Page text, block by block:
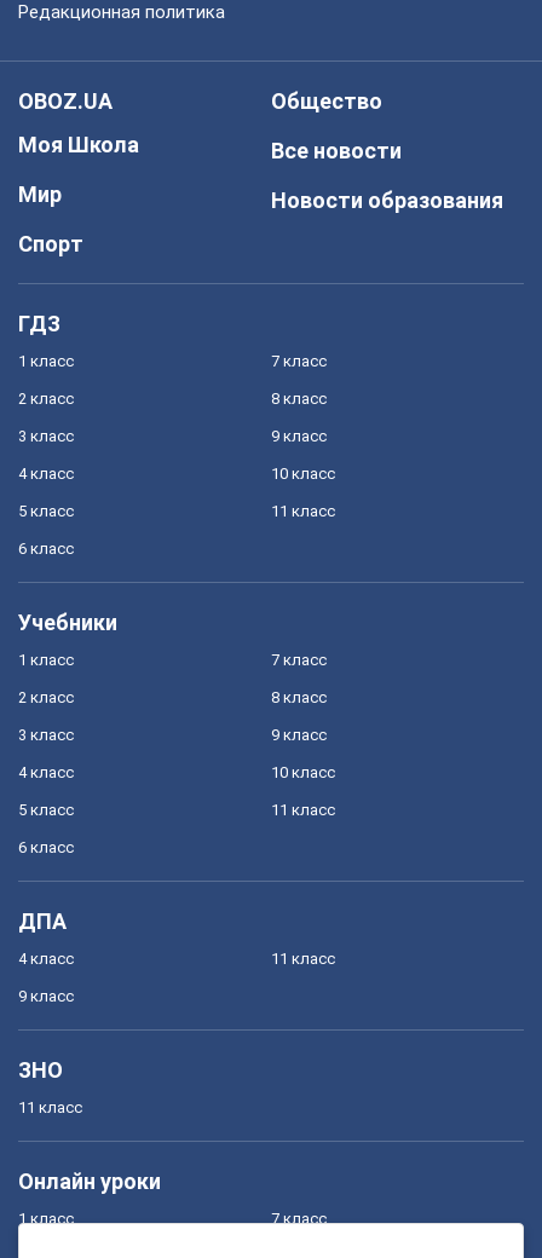
Редакционная политика
OBOZ.UA
Моя Школа
Мир
Спорт
Общество
Все новости
Новости образования
ГДЗ
1 класс
2 класс
3 класс
4 класс
5 класс
6 класс
7 класс
8 класс
9 класс
10 класс
11 класс
Учебники
1 класс
2 класс
3 класс
4 класс
5 класс
6 класс
7 класс
8 класс
9 класс
10 класс
11 класс
ДПА
4 класс
9 класс
11 класс
ЗНО
11 класс
Онлайн уроки
1 класс 7 класс